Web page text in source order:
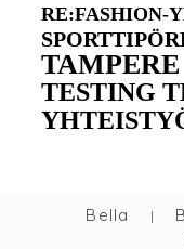
RE:FASHION-
TAMPERE
TESTING
Bella |